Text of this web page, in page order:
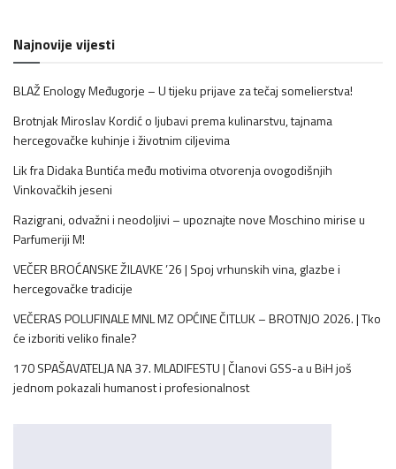
Najnovije vijesti
BLAŽ Enology Međugorje – U tijeku prijave za tečaj somelierstva!
Brotnjak Miroslav Kordić o ljubavi prema kulinarstvu, tajnama
hercegovačke kuhinje i životnim ciljevima
Lik fra Didaka Buntića među motivima otvorenja ovogodišnjih
Vinkovačkih jeseni
Razigrani, odvažni i neodoljivi – upoznajte nove Moschino mirise u
Parfumeriji M!
VEČER BROĆANSKE ŽILAVKE ’26 | Spoj vrhunskih vina, glazbe i
hercegovačke tradicije
VEČERAS POLUFINALE MNL MZ OPĆINE ČITLUK – BROTNJO 2026. | Tko
će izboriti veliko finale?
170 SPAŠAVATELJA NA 37. MLADIFESTU | Članovi GSS-a u BiH još
jednom pokazali humanost i profesionalnost